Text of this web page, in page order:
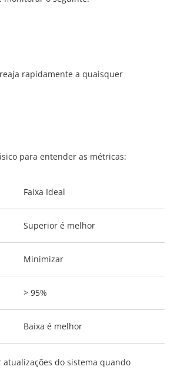
rapidamente a quaisquer
para entender as métricas:
Faixa Ideal
Superior é melhor
Minimizar
> 95%
Baixa é melhor
do sistema quando